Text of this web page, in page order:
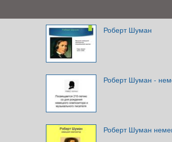
Роберт Шуман
Роберт Шуман -
Роберт Шуман